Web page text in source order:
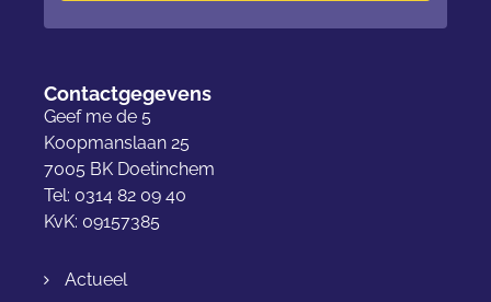
Contactgegevens
Geef me de 5
Koopmanslaan 25
7005 BK Doetinchem
Tel: 0314 82 09 40
KvK: 09157385
Actueel